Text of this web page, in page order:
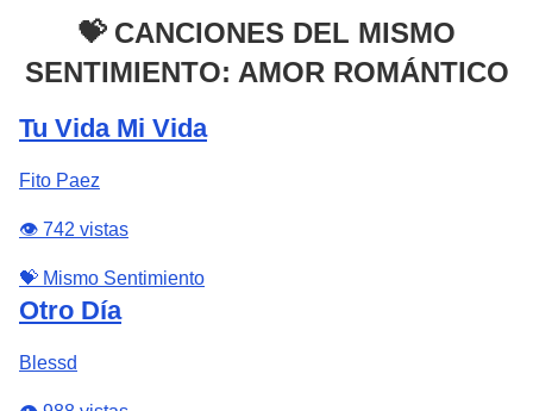
💝 CANCIONES DEL MISMO
SENTIMIENTO: AMOR ROMÁNTICO
Tu Vida Mi Vida
Fito Paez
👁️ 742 vistas
💝 Mismo Sentimiento
Otro Día
Blessd